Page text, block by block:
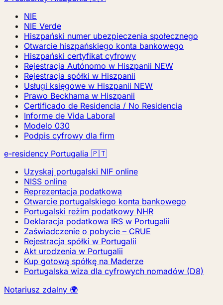
NIE
NIE Verde
Hiszpański numer ubezpieczenia społecznego
Otwarcie hiszpańskiego konta bankowego
Hiszpański certyfikat cyfrowy
Rejestracja Autónomo w Hiszpanii NEW
Rejestracja spółki w Hiszpanii
Usługi księgowe w Hiszpanii NEW
Prawo Beckhama w Hiszpanii
Certificado de Residencia / No Residencia
Informe de Vida Laboral
Modelo 030
Podpis cyfrowy dla firm
e-residency Portugalia 🇵🇹
Uzyskaj portugalski NIF online
NISS online
Reprezentacja podatkowa
Otwarcie portugalskiego konta bankowego
Portugalski reżim podatkowy NHR
Deklaracja podatkowa IRS w Portugalii
Zaświadczenie o pobycie – CRUE
Rejestracja spółki w Portugalii
Akt urodzenia w Portugalii
Kup gotową spółkę na Maderze
Portugalska wiza dla cyfrowych nomadów (D8)
Notariusz zdalny 🌍